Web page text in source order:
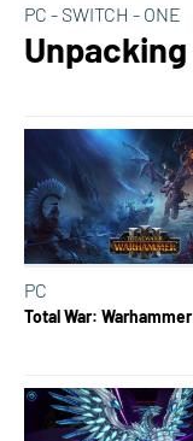
PC - SWITCH - ONE
Unpacking
PC
Total War: